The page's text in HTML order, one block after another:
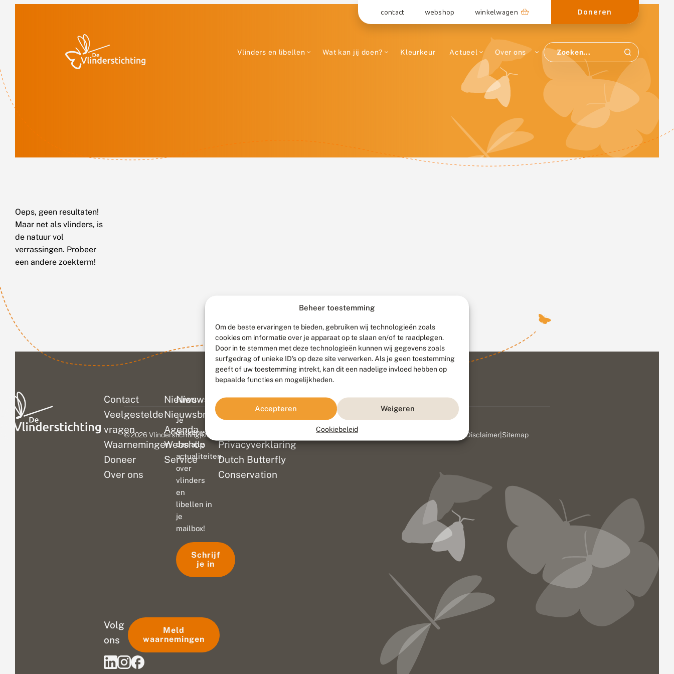
Beheer toestemming
Om de beste ervaringen te bieden, gebruiken wij technologieën zoals
cookies om informatie over je apparaat op te slaan en/of te raadplegen.
Door in te stemmen met deze technologieën kunnen wij gegevens zoals
surfgedrag of unieke ID's op deze site verwerken. Als je geen toestemming
geeft of uw toestemming intrekt, kan dit een nadelige invloed hebben op
bepaalde functies en mogelijkheden.
Accepteren Weigeren
Cookiebeleid
contact webshop winkelwagen Doneren
Vlinders en libellen Wat kan jij doen? Kleurkeur Actueel Over ons
Oeps, geen resultaten!
Maar net als vlinders, is
de natuur vol
verrassingen. Probeer
een andere zoekterm!
Contact
Veelgestelde
vragen
Waarnemingen
Doneer
Over ons
Nieuws
Nieuwsbrief
Agenda
Webshop
Service
Colofon
Disclaimer
Privacyverklaring
Dutch Butterfly
Conservation
Nieuwsbrief
Je
ontvangt
dan alle
actualiteiten
over
vlinders
en
libellen in
je
mailbox!
Schrijf
je in
Volg
ons
Meld
waarnemingen
© 2026 Vlinderstichting|Duurzaam ontwikkeld door Go2People, ontworpen door Disclaimer Sitemap